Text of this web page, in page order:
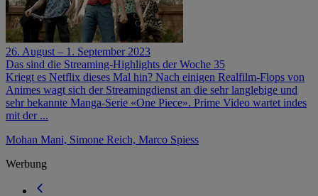
26. August – 1. September 2023
Das sind die Streaming-Highlights der Woche 35
Kriegt es Netflix dieses Mal hin? Nach einigen Realfilm-Flops von
Animes wagt sich der Streamingdienst an die sehr langlebige und
sehr bekannte Manga-Serie «One Piece». Prime Video wartet indes
mit der ...
Mohan Mani, Simone Reich, Marco Spiess
Werbung